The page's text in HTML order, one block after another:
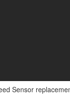
Sensor